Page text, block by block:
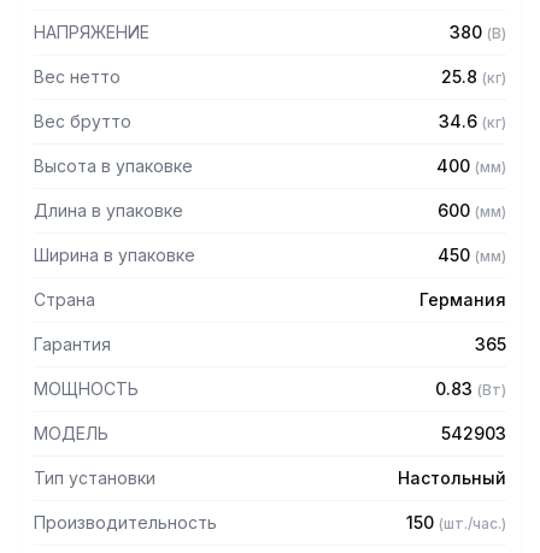
нержавеющей стали
площадь
трения: мясо остается холодным и сохраняет свой
- система ножей и решеток 1/2 унгер: подрезная решетка,
двусторонний нож, решетка (диаметр отверстий 4,5 мм)
- толкатель из пластика
НАПРЯЖЕНИЕ 380 (В)
Вес нетто 25.8 (кг)
Вес брутто 34.6 (кг)
Высота в упаковке 400 (мм)
Длина в упаковке 600 (мм)
Ширина в упаковке 450 (мм)
Страна Германия
Гарантия 365
МОЩНОСТЬ 0.83 (Вт)
МОДЕЛЬ 542903
Тип установки Настольный
Производительность 150 (шт./час.)